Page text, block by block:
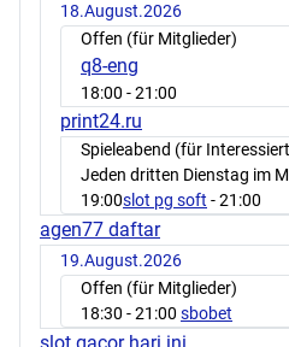
18.August.2026
Offen (für Mitglieder)
q8-eng
18:00 - 21:00
print24.ru
Spieleabend (für
Jeden dritten Dienstag im
19:00slot pg soft - 21:00
agen77 daftar
19.August.2026
Offen (für Mitglieder)
18:30 - 21:00 sbobet